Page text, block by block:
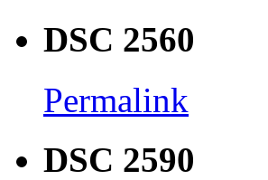
DSC 2560
Permalink
DSC 2590